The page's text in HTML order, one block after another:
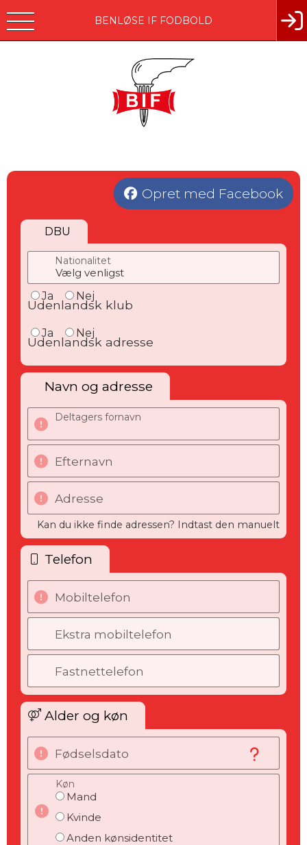
BENLØSE IF FODBOLD
Opret med Facebook
DBU
Nationalitet
Udenlandsk klub
Ja Nej
Udenlandsk adresse
Ja Nej
Navn og adresse
Deltagers fornavn
Efternavn
Adresse
Kan du ikke finde adressen? Indtast den manuelt
Telefon
Mobiltelefon
Ekstra mobiltelefon
Fastnettelefon
Alder og køn
Fødselsdato
Køn
Mand
Kvinde
Anden kønsidentitet